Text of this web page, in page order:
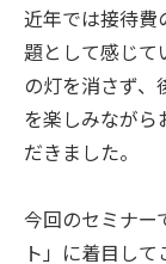
近年では接待費
題として感じて
の灯を消さず、
を楽しみながら
だきました。
今回のセミナー
ト」に着目して